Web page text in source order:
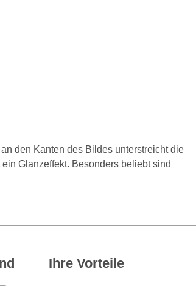
den Kanten des Bildes unterstreicht die
Glanzeffekt. Besonders beliebt sind
Ihre Vorteile